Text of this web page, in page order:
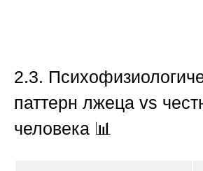
2.3.
паттерн лжеца vs
человека 📊